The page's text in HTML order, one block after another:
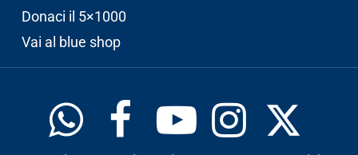
Donaci il 5×1000
Vai al blue shop